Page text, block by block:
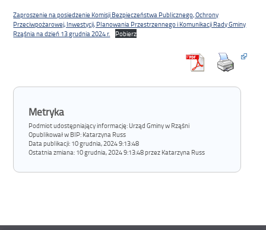
Zaproszenie na posiedzenie Komisji Bezpieczeństwa Publicznego, Ochrony
Przeciwpożarowej, Inwestycji, Planowania Przestrzennego i Komunikacji Rady Gminy
Rząśnia na dzień 13 grudnia 2024 r.
Pobierz
Metryka
Podmiot udostępniający informację: Urząd Gminy w Rząśni
Opublikował w BIP: Katarzyna Russ
Data publikacji: 10 grudnia, 2024 9:13:48
Ostatnia zmiana: 10 grudnia, 2024 9:13:48 przez Katarzyna Russ